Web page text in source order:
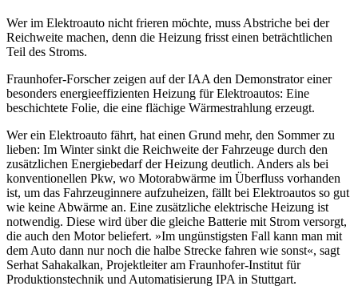
Wer im Elektroauto nicht frieren möchte, muss Abstriche bei der
Reichweite machen, denn die Heizung frisst einen beträchtlichen
Teil des Stroms.
Fraunhofer-Forscher zeigen auf der IAA den Demonstrator einer
besonders energieeffizienten Heizung für Elektroautos: Eine
beschichtete Folie, die eine flächige Wärmestrahlung erzeugt.
Wer ein Elektroauto fährt, hat einen Grund mehr, den Sommer zu
lieben: Im Winter sinkt die Reichweite der Fahrzeuge durch den
zusätzlichen Energiebedarf der Heizung deutlich. Anders als bei
konventionellen Pkw, wo Motorabwärme im Überfluss vorhanden
ist, um das Fahrzeuginnere aufzuheizen, fällt bei Elektroautos so gut
wie keine Abwärme an. Eine zusätzliche elektrische Heizung ist
notwendig. Diese wird über die gleiche Batterie mit Strom versorgt,
die auch den Motor beliefert. »Im ungünstigsten Fall kann man mit
dem Auto dann nur noch die halbe Strecke fahren wie sonst«, sagt
Serhat Sahakalkan, Projektleiter am Fraunhofer-Institut für
Produktionstechnik und Automatisierung IPA in Stuttgart.